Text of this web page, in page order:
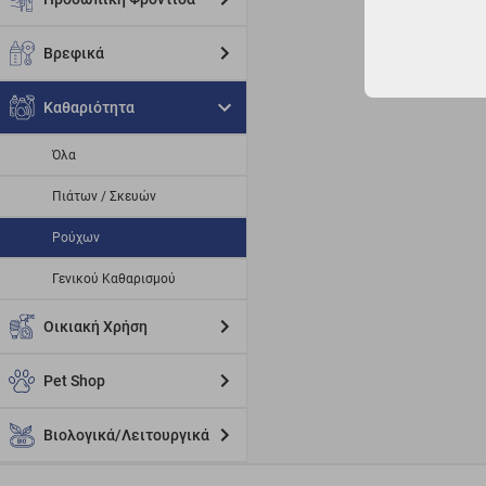
Βρεφικά
Καθαριότητα
Όλα
Πιάτων / Σκευών
Ρούχων
Γενικού Καθαρισμού
Οικιακή Χρήση
Pet Shop
Βιολογικά/Λειτουργικά